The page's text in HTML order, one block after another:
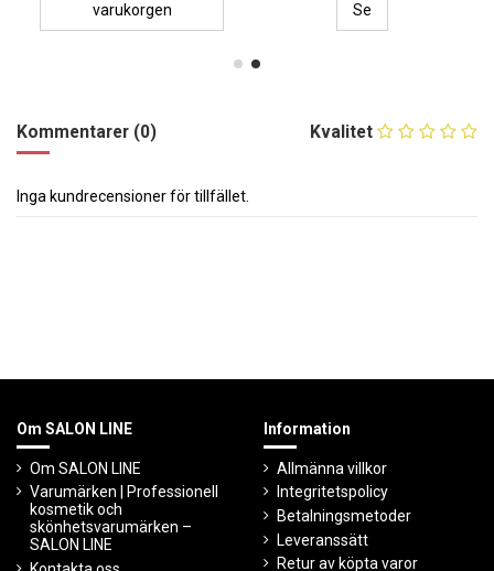
varukorgen
Se
Kvalitet
Kommentarer (0)
Inga kundrecensioner för tillfället.
Om SALON LINE
Om SALON LINE
Varumärken | Professionell
kosmetik och
skönhetsvarumärken –
SALON LINE
Information
Allmänna villkor
Integritetspolicy
Betalningsmetoder
Leveranssätt
Retur av köpta varor